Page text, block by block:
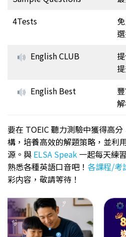
4Tests
English CLUB
English Best
要在 TOEIC 聽力測驗中獲得高
構，培養高效的解題策略，並利
源。與 ELSA Speak 一起每天練
熟悉各種英語口音吧！ 各課程/考
彩内容，敬請等待！